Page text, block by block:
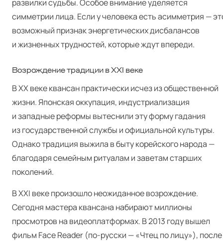
развилки судьбы. Особое внимание уделяется
симметрии лица. Если у человека есть асимметрия —
возможный признак энергетических дисбалансов
и жизненных трудностей, которые ждут впереди.
Возрождение традиции в XXI веке
В XX веке квансан практически исчез из общественной
жизни. Японская оккупация, индустриализация
и западные реформы вытеснили эту форму гадания
из государственной службы и официальной культуры.
Однако традиция выжила в быту корейского народа —
благодаря семейным ритуалам и заветам старших
поколений.
В XXI веке произошло неожиданное возрождение.
Сегодня мастера квансана набирают миллионы
просмотров на видеоплатформах. В 2013 году вышел
фильм Face Read­er (по-русски — «Чтец по лицу»), после